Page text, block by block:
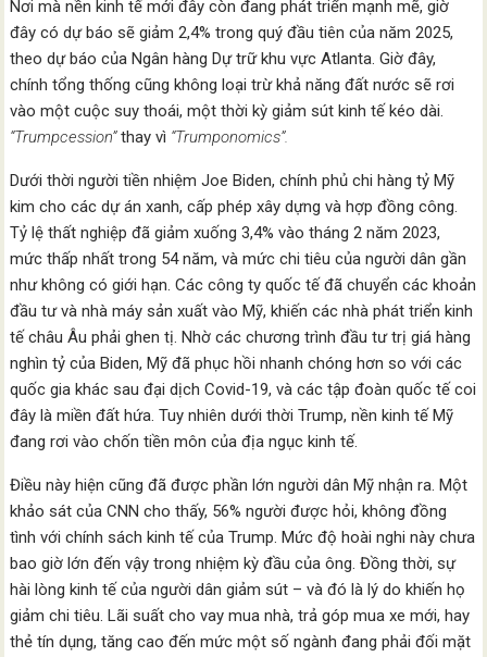
Nơi mà nền kinh tế mới đây còn đang phát triển mạnh mẽ, giờ
đây có dự báo sẽ giảm 2,4% trong quý đầu tiên của năm 2025,
theo dự báo của Ngân hàng Dự trữ khu vực Atlanta. Giờ đây,
chính tổng thống cũng không loại trừ khả năng đất nước sẽ rơi
vào một cuộc suy thoái, một thời kỳ giảm sút kinh tế kéo dài.
“Trumpcession”thay vì “Trumponomics”.
Dưới thời người tiền nhiệm Joe Biden, chính phủ chi hàng tỷ Mỹ
kim cho các dự án xanh, cấp phép xây dựng và hợp đồng công.
Tỷ lệ thất nghiệp đã giảm xuống 3,4% vào tháng 2 năm 2023,
mức thấp nhất trong 54 năm, và mức chi tiêu của người dân gần
như không có giới hạn. Các công ty quốc tế đã chuyển các khoản
đầu tư và nhà máy sản xuất vào Mỹ, khiến các nhà phát triển kinh
tế châu Âu phải ghen tị. Nhờ các chương trình đầu tư trị giá hàng
nghìn tỷ của Biden, Mỹ đã phục hồi nhanh chóng hơn so với các
quốc gia khác sau đại dịch Covid-19, và các tập đoàn quốc tế coi
đây là miền đất hứa. Tuy nhiên dưới thời Trump, nền kinh tế Mỹ
đang rơi vào chốn tiền môn của địa ngục kinh tế.
Điều này hiện cũng đã được phần lớn người dân Mỹ nhận ra. Một
khảo sát của CNN cho thấy, 56% người được hỏi, không đồng
tình với chính sách kinh tế của Trump. Mức độ hoài nghi này chưa
bao giờ lớn đến vậy trong nhiệm kỳ đầu của ông. Đồng thời, sự
hài lòng kinh tế của người dân giảm sút – và đó là lý do khiến họ
giảm chi tiêu. Lãi suất cho vay mua nhà, trả góp mua xe mới, hay
thẻ tín dụng, tăng cao đến mức một số ngành đang phải đối mặt